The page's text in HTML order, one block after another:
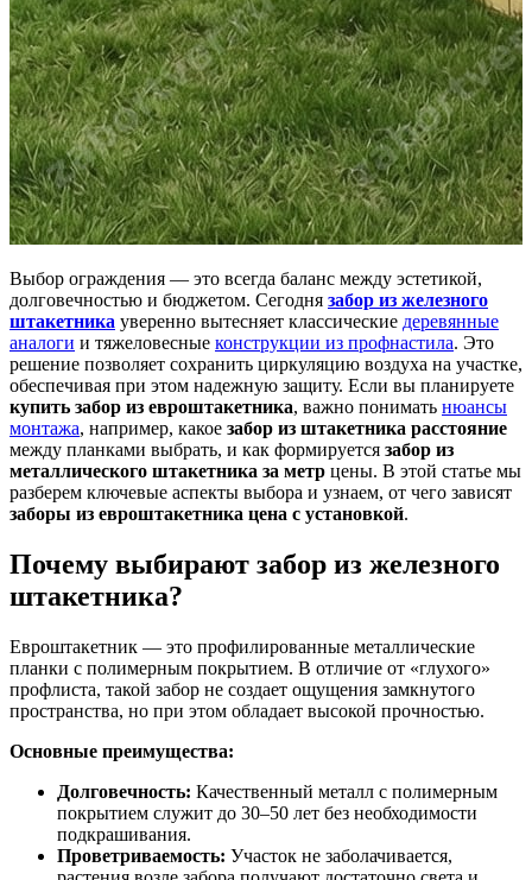
Выбор ограждения — это всегда баланс между эстетикой,
долговечностью и бюджетом. Сегодня забор из железного
штакетника уверенно вытесняет классические деревянные
аналоги и тяжеловесные конструкции из профнастила. Это
решение позволяет сохранить циркуляцию воздуха на участке,
обеспечивая при этом надежную защиту. Если вы планируете
купить забор из евроштакетника, важно понимать нюансы
монтажа, например, какое забор из штакетника расстояние
между планками выбрать, и как формируется забор из
металлического штакетника за метр цены. В этой статье мы
разберем ключевые аспекты выбора и узнаем, от чего зависят
заборы из евроштакетника цена с установкой.
Почему выбирают забор из железного
штакетника?
Евроштакетник — это профилированные металлические
планки с полимерным покрытием. В отличие от «глухого»
профлиста, такой забор не создает ощущения замкнутого
пространства, но при этом обладает высокой прочностью.
Основные преимущества:
Долговечность: Качественный металл с полимерным
покрытием служит до 30–50 лет без необходимости
подкрашивания.
Проветриваемость: Участок не заболачивается,